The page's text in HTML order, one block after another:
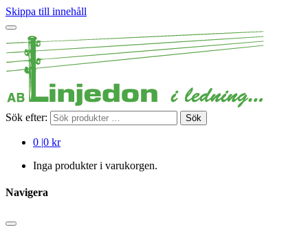
Skippa till innehåll
Sök efter: Sök
0 |0 kr
Inga produkter i varukorgen.
Navigera